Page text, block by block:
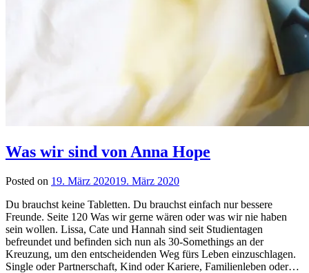
Was wir sind von Anna Hope
Posted on 19. März 202019. März 2020
Du brauchst keine Tabletten. Du brauchst einfach nur bessere
Freunde. Seite 120 Was wir gerne wären oder was wir nie haben
sein wollen. Lissa, Cate und Hannah sind seit Studientagen
befreundet und befinden sich nun als 30-Somethings an der
Kreuzung, um den entscheidenden Weg fürs Leben einzuschlagen.
Single oder Partnerschaft, Kind oder Kariere, Familienleben oder…